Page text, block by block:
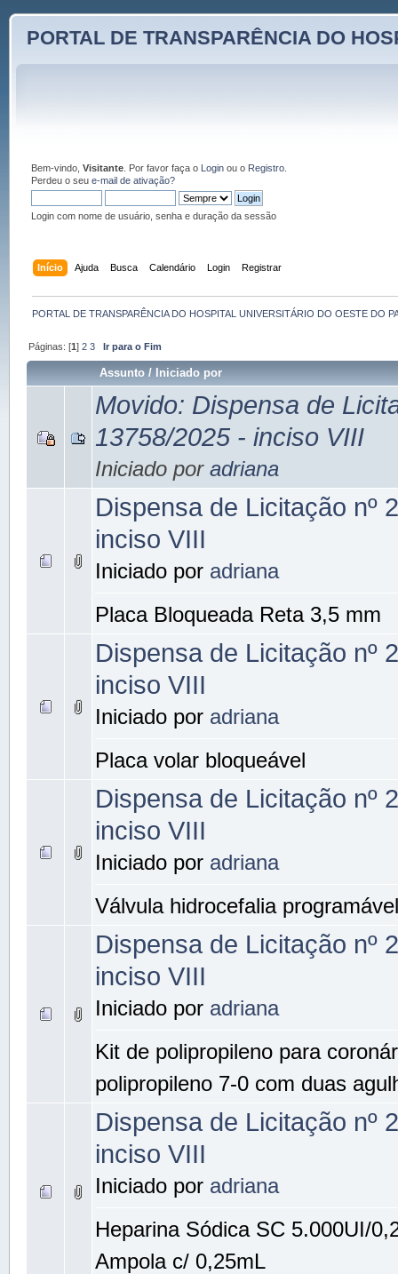
PORTAL DE TRANSPARÊNCIA DO
Bem-vindo, Visitante. Por favor faça o Loginou o Registro.
Perdeu o seu e-mail de ativação?
Login com nome de usuário, senha e duração da sessão
Início Ajuda Busca Calendário Login Registrar
PORTAL DE TRANSPARÊNCIA DO HOSPITAL UNIVERSITÁRIO DO OESTE DO
Páginas: [1]2 3 Ir para o Fim
Assunto/ Iniciado por
Movido: Dispensa de
13758/2025 - inciso VIII
Iniciado por adriana
Dispensa de Licitação nº
inciso VIII
Iniciado por adriana
Placa Bloqueada Reta 3,5 mm
Dispensa de Licitação nº
inciso VIII
Iniciado por adriana
Placa volar bloqueável
Dispensa de Licitação nº
inciso VIII
Iniciado por adriana
Válvula hidrocefalia programável
Dispensa de Licitação nº
inciso VIII
Iniciado por adriana
Kit de polipropileno para
polipropileno 7-0 com duas
Dispensa de Licitação nº
inciso VIII
Iniciado por adriana
Heparina Sódica SC 5.000UI/
Ampola c/ 0,25mL